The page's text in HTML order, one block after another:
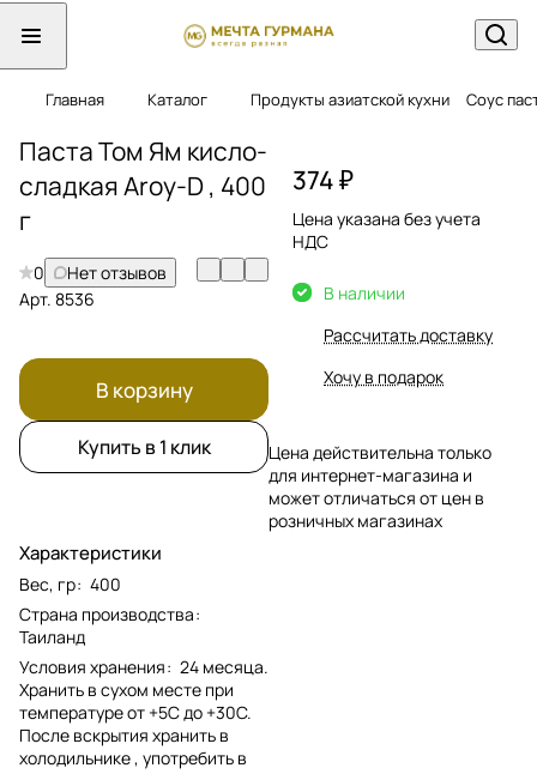
Главная Каталог Продукты азиатской кухни Соус
Паста Том Ям кисло-
сладкая Aroy-D , 400
г
0
Нет отзывов
Арт. 8536
В корзину
Купить в 1 клик
Характеристики
Вес, гр: 400
Страна производства:
Таиланд
Условия хранения: 24 месяца.
Хранить в сухом месте при
температуре от +5С до +30С.
После вскрытия хранить в
холодильнике , употребить в
374 ₽
Цена указана без учета
НДС
В наличии
Рассчитать доставку
Хочу в подарок
Цена действительна только
для интернет-магазина и
может отличаться от цен в
розничных магазинах